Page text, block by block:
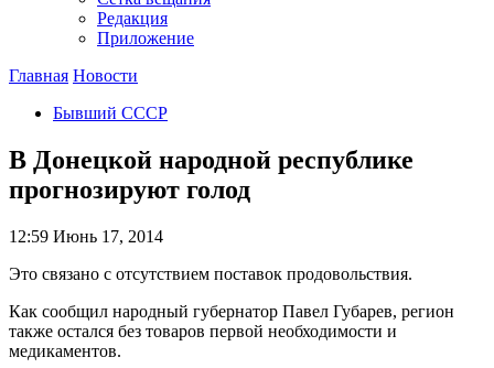
Редакция
Приложение
Главная Новости
Бывший СССР
В Донецкой народной республике
прогнозируют голод
12:59 Июнь 17, 2014
Это связано с отсутствием поставок продовольствия.
Как сообщил народный губернатор Павел Губарев, регион
также остался без товаров первой необходимости и
медикаментов.